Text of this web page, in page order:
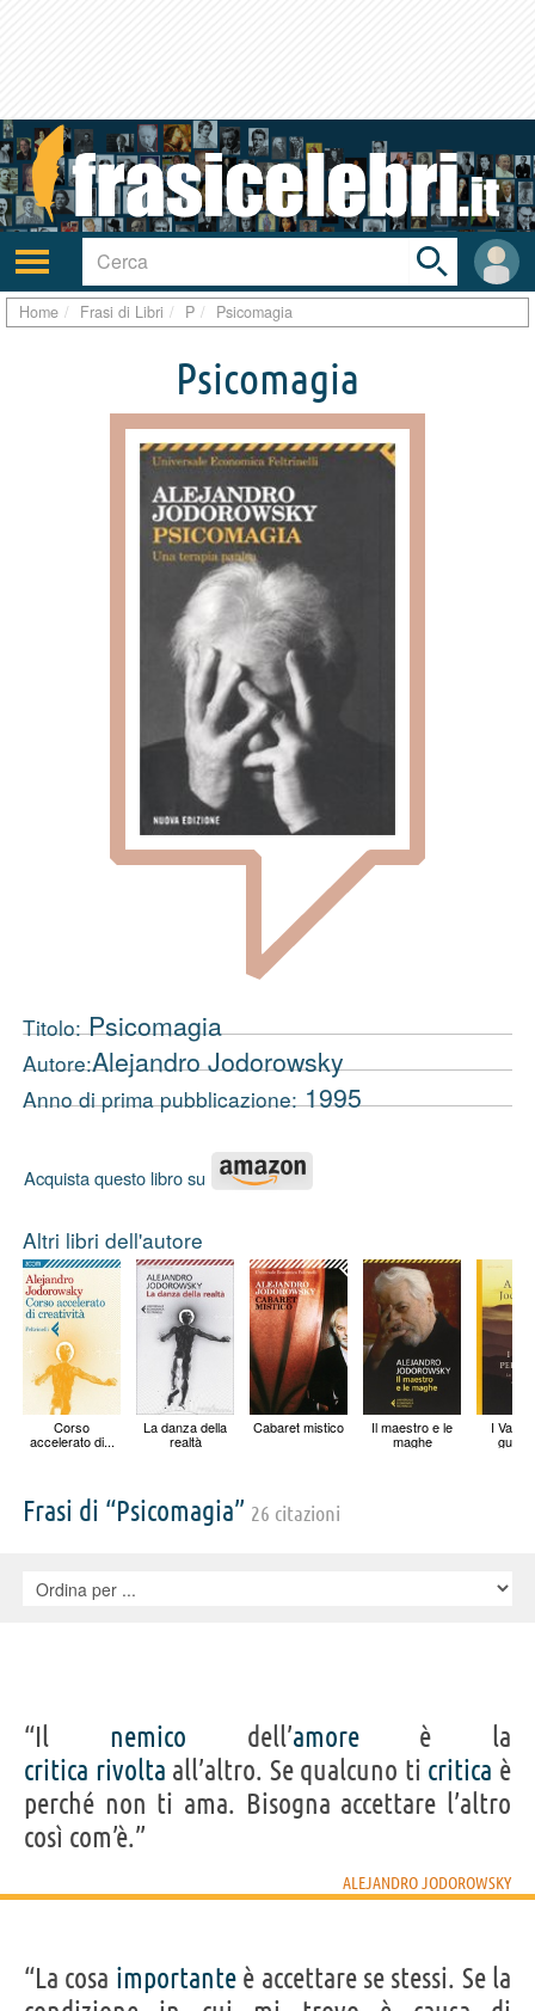
Attiva/disattiva
navigazione
User
area
Toggle
search
bar
Home Frasi di Libri P Psicomagia
Psicomagia
Titolo:Psicomagia
Autore:Alejandro Jodorowsky
Anno di prima pubblicazione:1995
Acquista questo libro su
Altri libri dell'autore
Corso
accelerato di...
La danza della
realtà
Cabaret mistico Il maestro e le
maghe
I
Frasi di “Psicomagia” 26 citazioni
“Il nemico dell’amoreè la
critica rivolta all’altro. Se qualcuno ti critica è
perché non ti ama. Bisogna accettare l’altro
così com’è.”
ALEJANDRO JODOROWSKY
“La cosa importanteè accettare se stessi. Se la